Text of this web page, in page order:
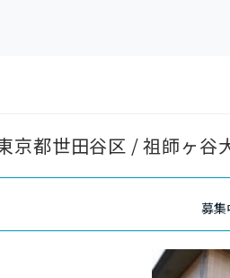
京都世田谷区 / 祖師ヶ谷
募